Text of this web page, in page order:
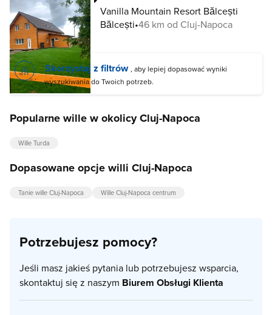
Vanilla Mountain Resort Bălcești
Bălcești 46 km od Cluj-Napoca
Skorzystaj z filtrów , aby lepiej dopasować wyniki
wyszukiwania do Twoich potrzeb.
Popularne wille w okolicy Cluj-Napoca
Wille Turda
Dopasowane opcje willi Cluj-Napoca
Tanie wille Cluj-Napoca Wille Cluj-Napoca centrum
Potrzebujesz pomocy?
Jeśli masz jakieś pytania lub potrzebujesz wsparcia,
skontaktuj się z naszym Biurem Obsługi Klienta